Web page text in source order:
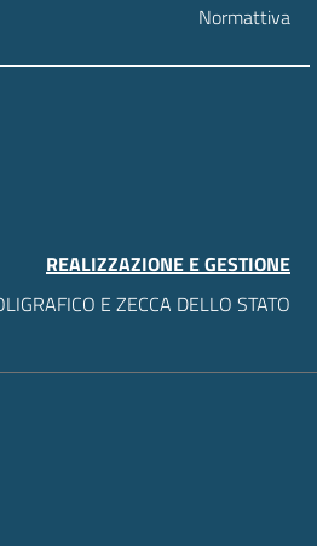
Normattiva
REALIZZAZIONE E GESTIONE
E ZECCA DELLO STATO